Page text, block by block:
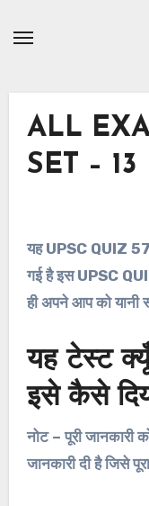
ALL
SET – 13
यह UPSC QUIZ 57
गई है इसUPSC
ही अपने आप को यानी
यह टेस्ट
इसे कैसे
नोट – पूरी जानकारी
जानकारी दी है जिसे